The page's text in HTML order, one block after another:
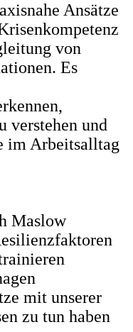
Ansätze
von
Es
verstehen und
im Arbeitsalltag
Maslow
mit unserer
zu tun haben